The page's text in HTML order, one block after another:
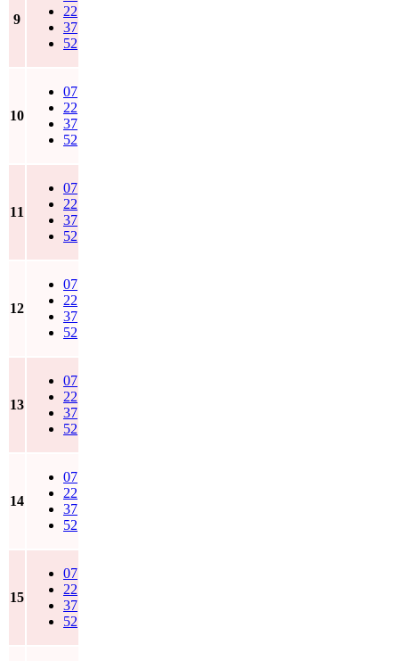
9
22
37
52
10
07
22
37
52
11
07
22
37
52
12
07
22
37
52
13
07
22
37
52
14
07
22
37
52
15
07
22
37
52